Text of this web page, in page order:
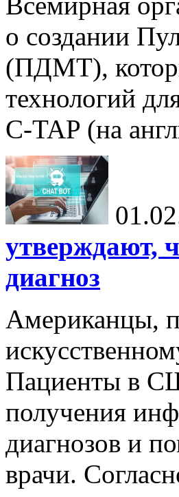
о создании
(ПДМТ),
технологий
C-TAP (на
утверждают,
диагноз
Американцы,
Пациенты в
получения
диагнозов и
врачи.